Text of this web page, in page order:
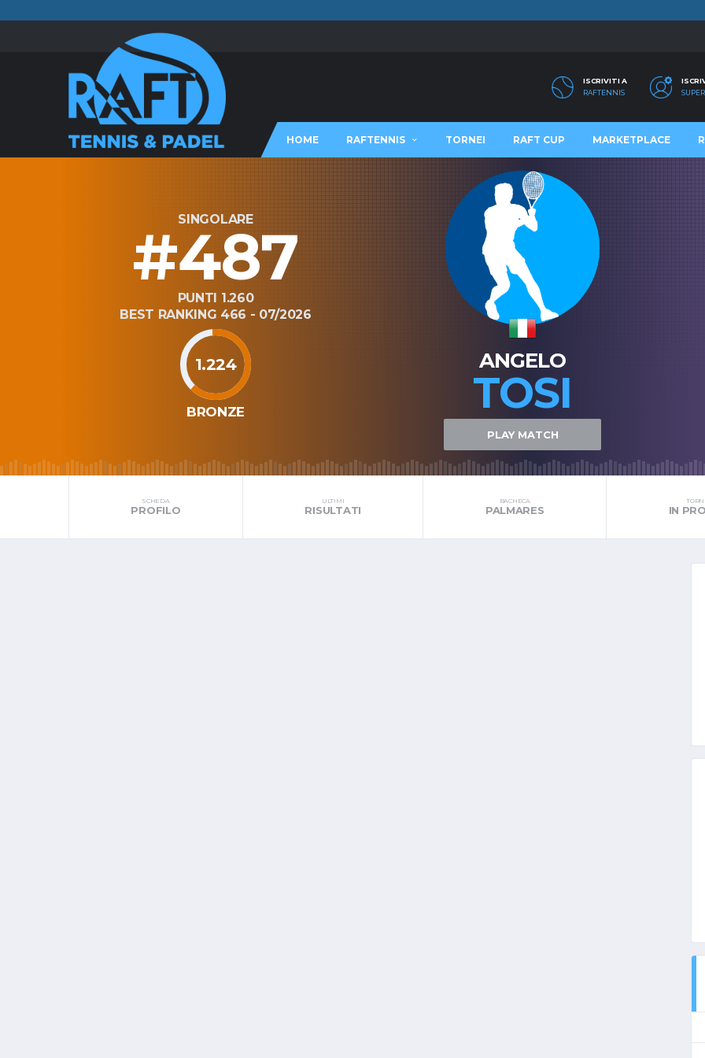
ISCRIVITI A
RAFTENNIS
HOME RAFTENNIS TORNEI RAFT CUP MARKETPLACE
SINGOLARE
#487
PUNTI 1.260
BEST RANKING 466 - 07/2026
1.224
BRONZE
ANGELO
TOSI
PLAY MATCH
SCHEDA
PROFILO
ULTIMI
RISULTATI
BACHECA
PALMARES IN